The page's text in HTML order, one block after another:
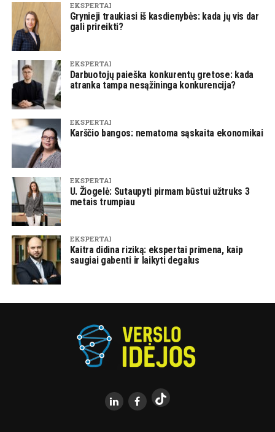
EKSPERTAI
Grynieji traukiasi iš kasdienybės: kada jų vis dar
gali prireikti?
EKSPERTAI
Darbuotojų paieška konkurentų gretose: kada
atranka tampa nesąžininga konkurencija?
EKSPERTAI
Karščio bangos: nematoma sąskaita ekonomikai
EKSPERTAI
U. Žiogelė: Sutaupyti pirmam būstui užtruks 3
metais trumpiau
EKSPERTAI
Kaitra didina riziką: ekspertai primena, kaip
saugiai gabenti ir laikyti degalus